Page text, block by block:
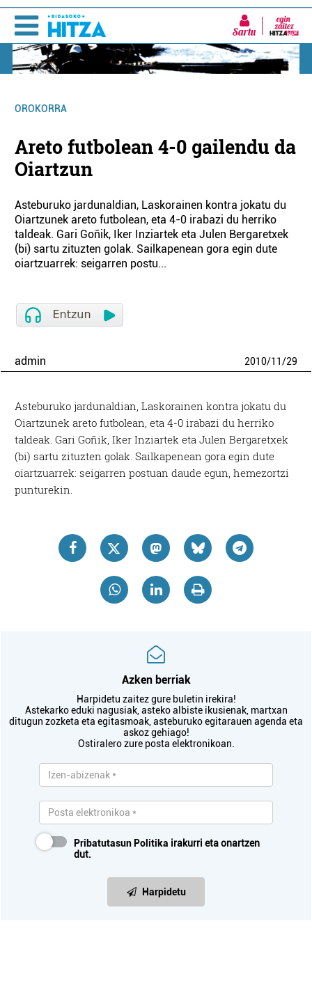
Sartu
OROKORRA
Areto futbolean 4-0 gailendu da
Oiartzun
Asteburuko jardunaldian, Laskorainen kontra jokatu du
Oiartzunek areto futbolean, eta 4-0 irabazi du herriko
taldeak. Gari Goñik, Iker Inziartek eta Julen Bergaretxek
(bi) sartu zituzten golak. Sailkapenean gora egin dute
oiartzuarrek: seigarren postu...
admin 2010/11/29
Asteburuko jardunaldian, Laskorainen kontra jokatu du
Oiartzunek areto futbolean, eta 4-0 irabazi du herriko
taldeak. Gari Goñik, Iker Inziartek eta Julen Bergaretxek
(bi) sartu zituzten golak. Sailkapenean gora egin dute
oiartzuarrek: seigarren postuan daude egun, hemezortzi
punturekin.
Azken berriak
Harpidetu zaitez gure buletin irekira!
Astekarko eduki nagusiak, asteko albiste ikusienak, martxan
ditugun zozketa eta egitasmoak, asteburuko egitarauen agenda eta
askoz gehiago!
Ostiralero zure posta elektronikoan.
Pribatutasun Politika irakurri eta onartzen
dut.
Harpidetu